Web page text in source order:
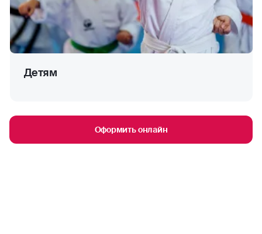
Детям
Оформить онлайн